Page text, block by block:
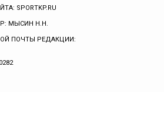
SPORTKP.RU
МЫСИН Н.Н.
ПОЧТЫ РЕДАКЦИИ: